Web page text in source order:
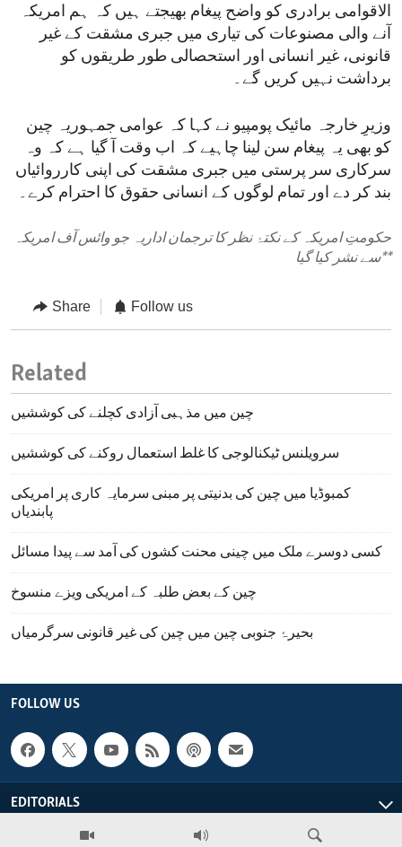
الاقوامی برادری کو واضح پیغام بھیجتے ہیں کہ ہم امریکہ
آنے والی مصنوعات کی تیاری میں جبری مشقت کے غیر
قانونی، غیر انسانی اور استحصالی طور طریقوں کو
برداشت نہیں کریں گے۔
وزیرِ خارجہ مائیک پومپیو نے کہا کہ عوامی جمہوریہ چین
کو بھی یہ پیغام سن لینا چاہیے کہ اب وقت آ گیا ہے کہ وہ
سرکاری سر پرستی میں جبری مشقت کی اپنی کارروائیاں
بند کر دے اور تمام لوگوں کے انسانی حقوق کا احترام کرے۔
حکومتِ امریکہ کے نکتۂ نظر کا ترجمان اداریہ جو وائس آف امریکہ
سے نشر کیا گیا**
Share Follow us
Related
چین میں مذہبی آزادی کچلنے کی کوششیں
سرویلنس ٹیکنالوجی کا غلط استعمال روکنے کی کوششیں
کمبوڈیا میں چین کی بدنیتی پر مبنی سرمایہ کاری پر امریکی
پابندیاں
کسی دوسرے ملک میں چینی محنت کشوں کی آمد سے پیدا مسائل
چین کے بعض طلبہ کے امریکی ویزے منسوخ
بحیرۂ جنوبی چین میں چین کی غیر قانونی سرگرمیاں
FOLLOW US
EDITORIALS